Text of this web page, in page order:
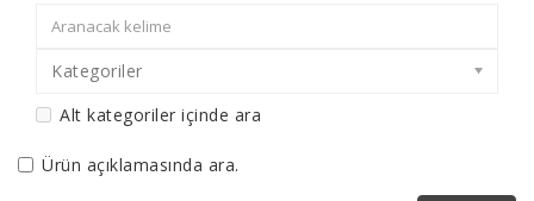
Kategoriler
Alt kategoriler içinde ara
Ürün açıklamasında ara.